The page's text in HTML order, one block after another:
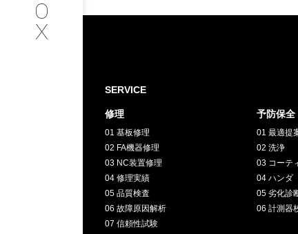
O
X
お客様インタビュー
RECRUIT
採用情報
GREEN
SERVICE
修理
01 基板修理
02 FA機器修理
03 NC装置修理
04 修理実績
05 品質検査
06 故障原因解析
07 信頼性試験
予防保全
01 最適提
02 洗浄
03 コーテ
04 ハンダ
05 劣化診
06 計測器